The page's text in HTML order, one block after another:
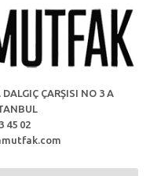
ÇARŞISI NO 3 A
45 02